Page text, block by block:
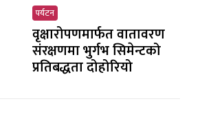
पर्यटन
वृक्षारोपणमार्फत वातावरण
संरक्षणमा भुर्गभ सिमेन्टको
प्रतिबद्धता दोहोरियो